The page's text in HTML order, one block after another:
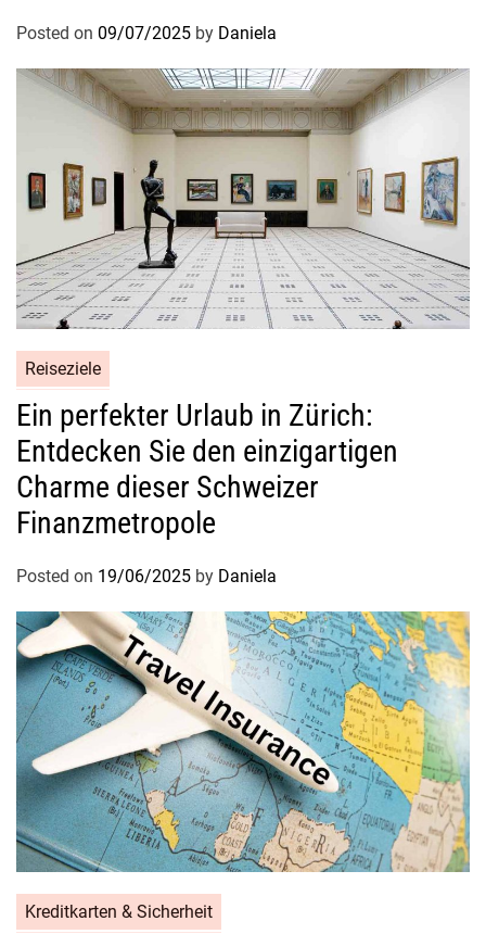
Posted on 09/07/2025 by Daniela
Reiseziele
Ein perfekter Urlaub in Zürich:
Entdecken Sie den einzigartigen
Charme dieser Schweizer
Finanzmetropole
Posted on 19/06/2025 by Daniela
Kreditkarten & Sicherheit